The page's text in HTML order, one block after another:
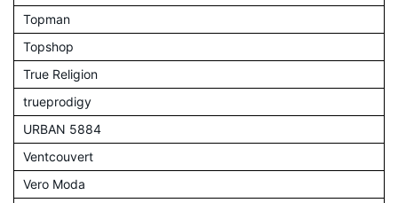
Topman
Topshop
True Religion
trueprodigy
URBAN 5884
Ventcouvert
Vero Moda